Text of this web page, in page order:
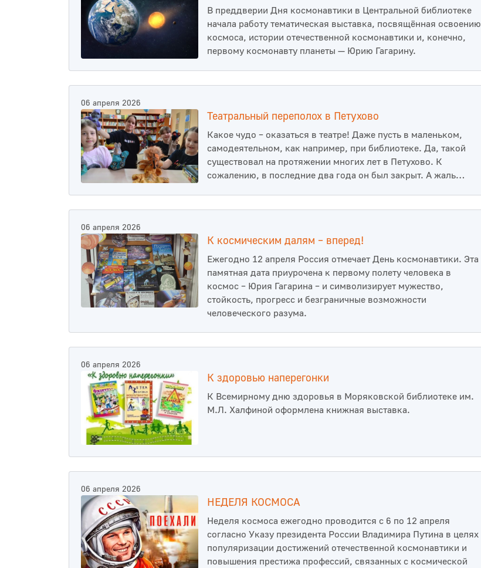
В преддверии Дня космонавтики в Центральной библиотеке
начала работу тематическая выставка, посвящённая освоению
космоса, истории отечественной космонавтики и, конечно,
первому космонавту планеты — Юрию Гагарину.
06 апреля 2026
Театральный переполох в Петухово
Какое чудо – оказаться в театре! Даже пусть в маленьком,
самодеятельном, как например, при библиотеке. Да, такой
существовал на протяжении многих лет в Петухово. К
сожалению, в последние два года он был закрыт. А жаль…
06 апреля 2026
К космическим далям – вперед!
Ежегодно 12 апреля Россия отмечает День космонавтики. Эта
памятная дата приурочена к первому полету человека в
космос – Юрия Гагарина – и символизирует мужество,
стойкость, прогресс и безграничные возможности
человеческого разума.
06 апреля 2026
К здоровью наперегонки
К Всемирному дню здоровья в Моряковской библиотеке им.
М.Л. Халфиной оформлена книжная выставка.
06 апреля 2026
НЕДЕЛЯ КОСМОСА
Неделя космоса ежегодно проводится с 6 по 12 апреля
согласно Указу президента России Владимира Путина в целях
популяризации достижений отечественной космонавтики и
повышения престижа профессий, связанных с космической